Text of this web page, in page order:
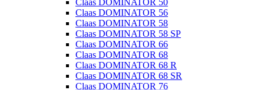
Claas DOMINATOR 50
Claas DOMINATOR 56
Claas DOMINATOR 58
Claas DOMINATOR 58 SP
Claas DOMINATOR 66
Claas DOMINATOR 68
Claas DOMINATOR 68 R
Claas DOMINATOR 68 SR
Claas DOMINATOR 76